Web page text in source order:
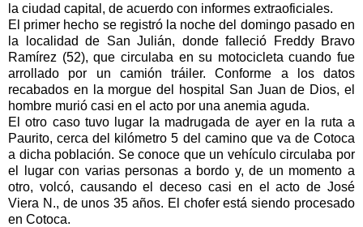
la ciudad capital, de acuerdo con informes extraoficiales.
El primer hecho se registró la noche del domingo pasado en
la localidad de San Julián, donde falleció Freddy Bravo
Ramírez (52), que circulaba en su motocicleta cuando fue
arrollado por un camión tráiler. Conforme a los datos
recabados en la morgue del hospital San Juan de Dios, el
hombre murió casi en el acto por una anemia aguda.
El otro caso tuvo lugar la madrugada de ayer en la ruta a
Paurito, cerca del kilómetro 5 del camino que va de Cotoca
a dicha población. Se conoce que un vehículo circulaba por
el lugar con varias personas a bordo y, de un momento a
otro, volcó, causando el deceso casi en el acto de José
Viera N., de unos 35 años. El chofer está siendo procesado
en Cotoca.